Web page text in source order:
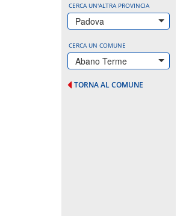
CERCA UN'ALTRA PROVINCIA
Padova
CERCA UN COMUNE
Abano Terme
TORNA AL COMUNE